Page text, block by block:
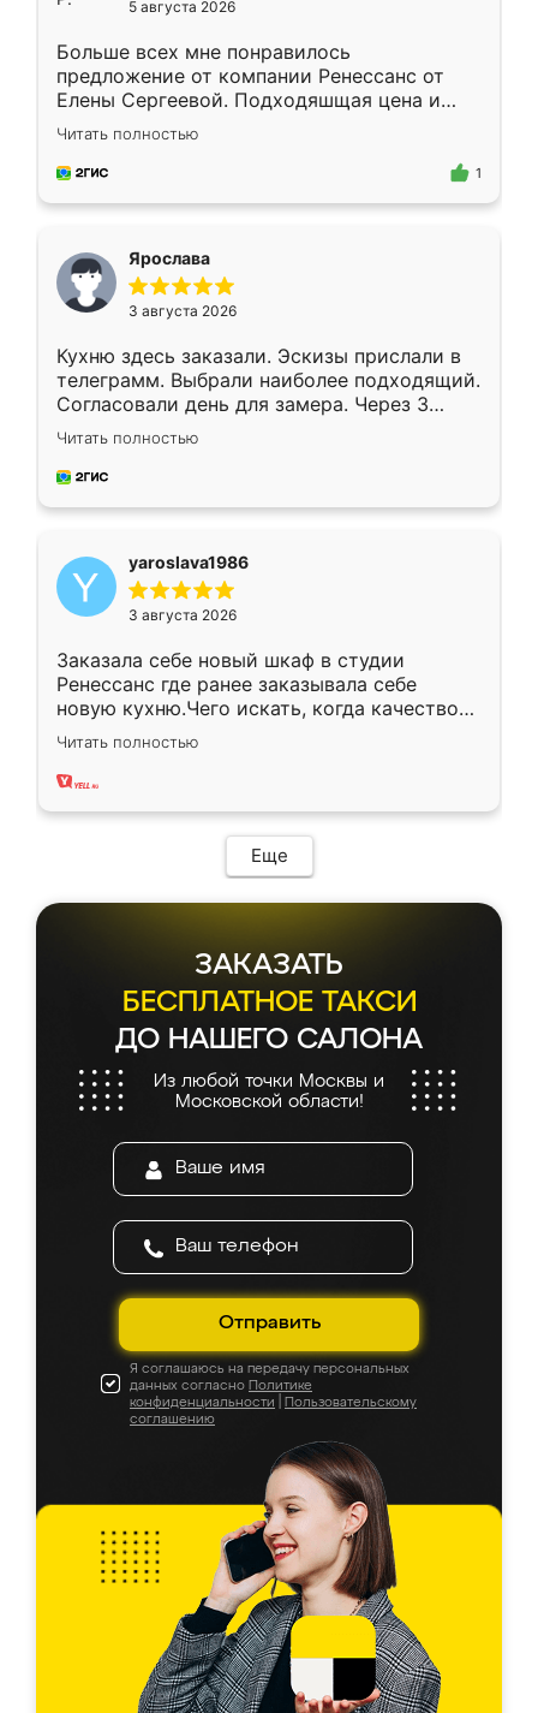
5 августа 2026
Больше всех мне понравилось
предложение от компании Ренессанс от
Елены Сергеевой. Подходяшщая цена и
короткие сроки изготовления. Приехавший
для замера сотрудник Владислав
предложил по моему эскизу самый
Читать полностью
1
Ярослава
3 августа 2026
Кухню здесь заказали. Эскизы прислали в
телеграмм. Выбрали наиболее подходящий.
Согласовали день для замера. Через 3
недели кухня была уже готова. Остались
довольны работой. Спасибо Ренессанс
мебель за качественную работу!
Читать полностью
yaroslava1986
3 августа 2026
Заказала себе новый шкаф в студии
Ренессанс где ранее заказывала себе
новую кухню.Чего искать, когда качеством
вполне довольна. Служит кухня уже почти
два года, нареканий нет.
Читать полностью
Еще
ЗАКАЗАТЬ
БЕСПЛАТНОЕ ТАКСИ
ДО НАШЕГО САЛОНА
Из любой точки Москвы и
Московской области!
Отправить
Я соглашаюсь на передачу персональных
данных согласно Политике
конфиденциальности
Пользовательскому
соглашению